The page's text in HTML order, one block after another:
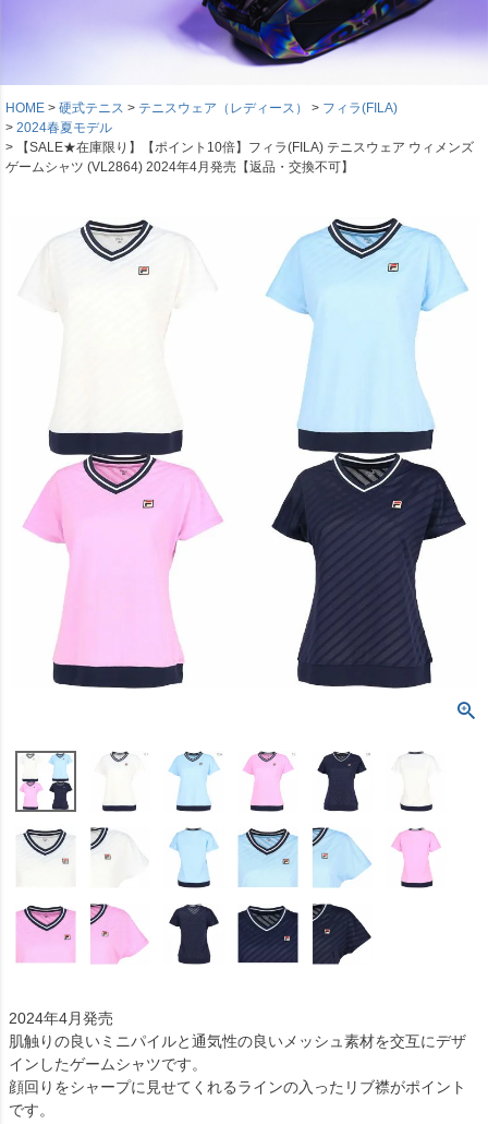
HOME 硬式テニス テニスウェア（レディース）
フィラ(FILA)
2024春夏モデル
【SALE★在庫限り】【ポイント10倍】フィラ(FILA) テニスウェア ウィメンズ
ゲームシャツ (VL2864) 2024年4月発売【返品・交換不可】
2024年4月発売
肌触りの良いミニパイルと通気性の良いメッシュ素材を交互にデザ
インしたゲームシャツです。
顔回りをシャープに見せてくれるラインの入ったリブ襟がポイント
です。